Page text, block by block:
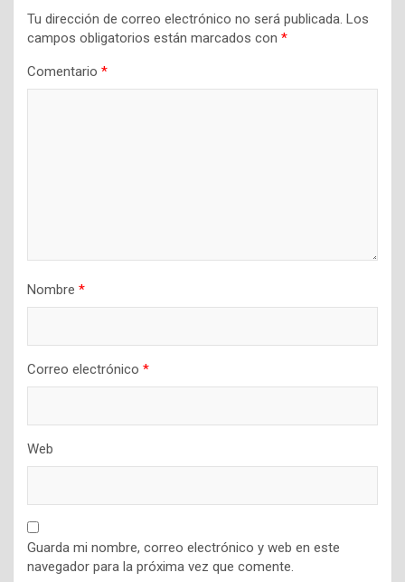
Tu dirección de correo electrónico no será publicada. Los
campos obligatorios están marcados con *
Comentario *
Nombre *
Correo electrónico *
Web
Guarda mi nombre, correo electrónico y web en este
navegador para la próxima vez que comente.